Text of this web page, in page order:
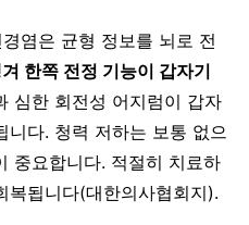
염은 균형 정보를 뇌로 전
한쪽 전정 기능이 갑자기
심한 회전성 어지럼이 갑자
니다. 청력 저하는 보통 없으
중요합니다. 적절히 치료하
복됩니다(대한의사협회지).